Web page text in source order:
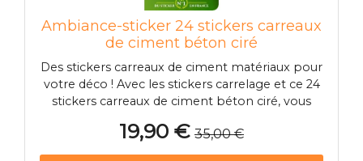
Ambiance-sticker 24 stickers carreaux
de ciment béton ciré
Des stickers carreaux de ciment matériaux pour
votre déco ! Avec les stickers carrelage et ce 24
stickers carreaux de ciment béton ciré, vous
appartement ou maison à votre guise !
Dimension des stickers carreaux de ciment :
19,90 € 35,00 €